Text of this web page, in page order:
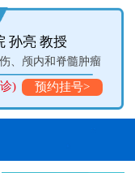
教授
内和脊髓肿瘤
预约挂号>